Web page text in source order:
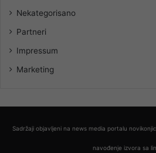
Nekategorisano
Partneri
Impressum
Marketing
Sadržaji objavljeni na news media portalu
navođenje izvora sa